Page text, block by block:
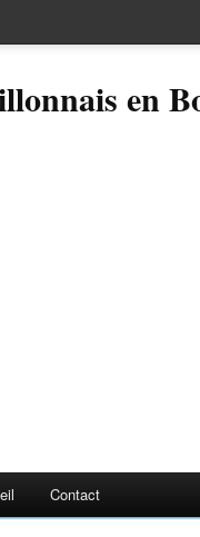
en
Contact